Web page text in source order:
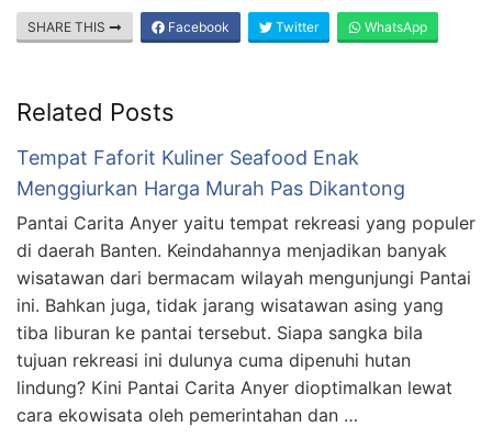
SHARE THIS Facebook Twitter WhatsApp
Related Posts
Tempat Faforit Kuliner Seafood Enak
Menggiurkan Harga Murah Pas Dikantong
Pantai Carita Anyer yaitu tempat rekreasi yang populer
di daerah Banten. Keindahannya menjadikan banyak
wisatawan dari bermacam wilayah mengunjungi Pantai
ini. Bahkan juga, tidak jarang wisatawan asing yang
tiba liburan ke pantai tersebut. Siapa sangka bila
tujuan rekreasi ini dulunya cuma dipenuhi hutan
lindung? Kini Pantai Carita Anyer dioptimalkan lewat
cara ekowisata oleh pemerintahan dan …